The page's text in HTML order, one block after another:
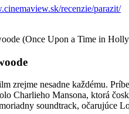
recenzie/parazit/
(Once Upon a Time in
zrejme nesadne každému.
Charlieho Mansona, ktorá
soundtrack, očarujúce